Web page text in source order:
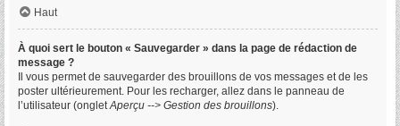
Haut
À quoi sert le bouton « Sauvegarder » dans la page de rédaction de
message ?
Il vous permet de sauvegarder des brouillons de vos messages et de les
poster ultérieurement. Pour les recharger, allez dans le panneau de
l’utilisateur (ongletAperçu --> Gestion des brouillons).